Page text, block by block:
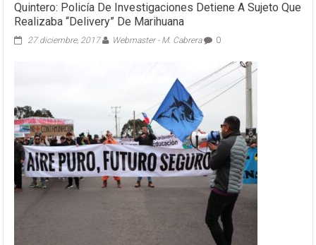
Quintero: Policía De Investigaciones Detiene A Sujeto Que
Realizaba “Delivery” De Marihuana
27 diciembre, 2017 Webmaster - M. Cabrera 0